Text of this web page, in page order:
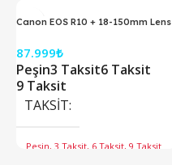
Canon EOS R10 + 18-150mm Lens
87.999₺
Peşin3 Taksit6 Taksit
9 Taksit
TAKSIT
Peşin, 3 Taksit, 6 Taksit, 9 Taksit